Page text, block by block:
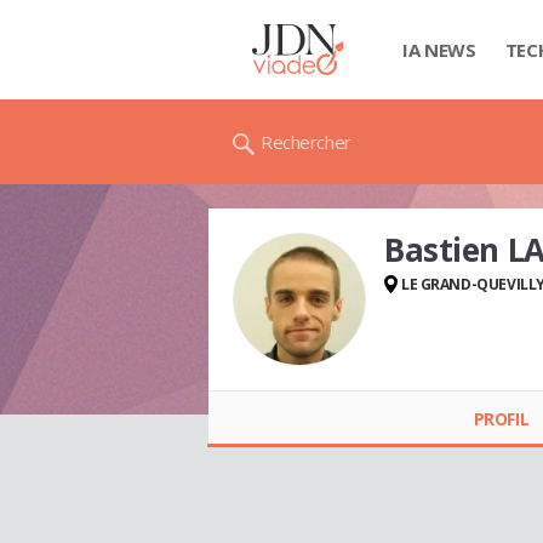
IA NEWS
Rechercher
Bastien LAIDET
Bastien
LE GRAND-
PROFIL